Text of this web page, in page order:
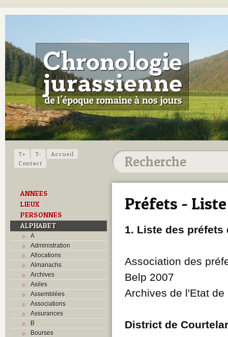
T+ T-
Accueil
Contact
ANNEES
LIEUX
PERSONNES
ALPHABET
A
Administration
Allocations
Almanachs
Archives
Asiles
Assemblées
Associations
Assurances
B
Bourses
Préfets - Liste
1. Liste des préfets
Association des
Belp 2007
Archives de l'Etat de
District de